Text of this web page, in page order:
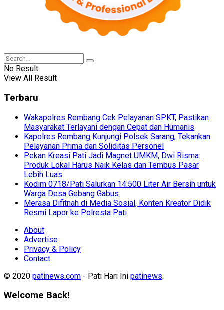
No Result
View All Result
Terbaru
Wakapolres Rembang Cek Pelayanan SPKT, Pastikan
Masyarakat Terlayani dengan Cepat dan Humanis
Kapolres Rembang Kunjungi Polsek Sarang, Tekankan
Pelayanan Prima dan Soliditas Personel
Pekan Kreasi Pati Jadi Magnet UMKM, Dwi Risma:
Produk Lokal Harus Naik Kelas dan Tembus Pasar
Lebih Luas
Kodim 0718/Pati Salurkan 14.500 Liter Air Bersih untuk
Warga Desa Gebang Gabus
Merasa Difitnah di Media Sosial, Konten Kreator Didik
Resmi Lapor ke Polresta Pati
About
Advertise
Privacy & Policy
Contact
© 2020 patinews.com - Pati Hari Ini patinews.
Welcome Back!